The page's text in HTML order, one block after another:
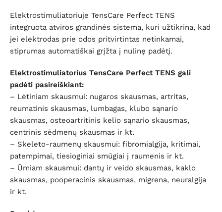
Elektrostimuliatoriuje TensCare Perfect TENS
integruota atviros grandinės sistema, kuri užtikrina, kad
jei elektrodas prie odos pritvirtintas netinkamai,
stiprumas automatiškai grįžta į nulinę padėtį.
Elektrostimuliatorius TensCare Perfect TENS gali
padėti pasireiškiant:
– Lėtiniam skausmui: nugaros skausmas, artritas,
reumatinis skausmas, lumbagas, klubo sąnario
skausmas, osteoartritinis kelio sąnario skausmas,
centrinis sėdmenų skausmas ir kt.
– Skeleto-raumenų skausmui: fibromialgija, kritimai,
patempimai, tiesioginiai smūgiai į raumenis ir kt.
– Ūmiam skausmui: dantų ir veido skausmas, kaklo
skausmas, pooperacinis skausmas, migrena, neuralgija
ir kt.